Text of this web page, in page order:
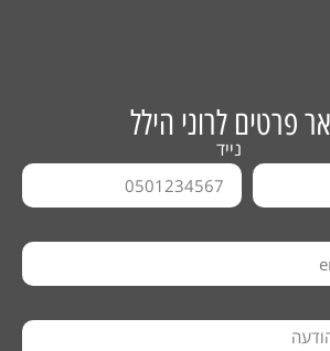
פרטים לרוני הילל
נייד